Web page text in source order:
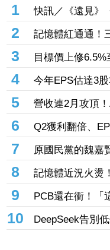
1
快訊／《遠見
享耆壽90歲
2
記憶體紅通通！
229億元連4日補
3
目標價上修
廠」7月營收創
收
4
今年EPS估達3
44% 外資卻砍
5
營收連2月攻頂
大廠」成長 外
6
Q2獲利翻倍、
新高 9月IFA將
7
原國民黨的魏
壓當花蓮市長水
8
記憶體近況火
旺宏獲投入近17
9
PCB還在衝！「
停 台燿連5漲
10
DeepSeek告別
商業化邁入新階